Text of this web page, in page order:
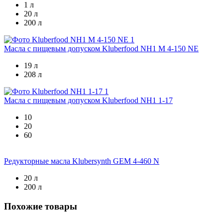
1 л
20 л
200 л
Масла с пищевым допуском Kluberfood NH1 M 4-150 NE
19 л
208 л
Масла с пищевым допуском Kluberfood NH1 1-17
10
20
60
Редукторные масла Klubersynth GEM 4-460 N
20 л
200 л
Похожие товары